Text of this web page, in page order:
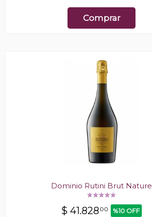
Comprar
Dominio Rutini Brut Nature
$ 41.828 00 %10 OFF